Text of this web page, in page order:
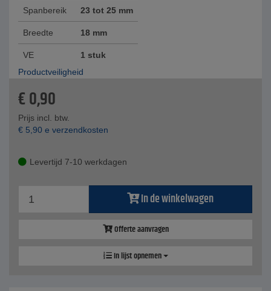
Spanbereik 23 tot 25 mm
Breedte 18 mm
VE
1 stuk
Productveiligheid
€0,90
Prijs incl. btw.
€ 5,90 e verzendkosten
Levertijd 7-10 werkdagen
In de winkelwagen
Offerte aanvragen
In lijst opnemen